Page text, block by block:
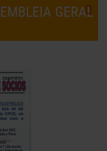
GERAL